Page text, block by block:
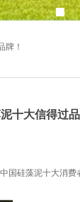
牌！
十大信得过品
中国硅藻泥十大消费